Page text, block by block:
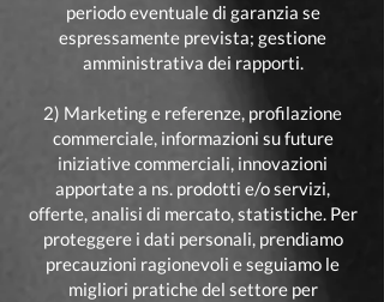
periodo eventuale di garanzia se
espressamente prevista; gestione
amministrativa dei rapporti.
2) Marketing e referenze, profilazione
commerciale, informazioni su future
iniziative commerciali, innovazioni
apportate a ns. prodotti e/o servizi,
offerte, analisi di mercato, statistiche. Per
proteggere i dati personali, prendiamo
precauzioni ragionevoli e seguiamo le
migliori pratiche del settore per